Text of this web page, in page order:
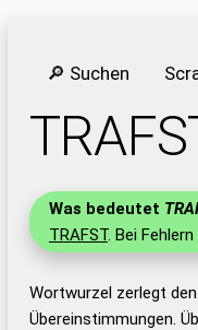
🔎 Suchen
Was bedeutet
TRAFST. Bei
Wortwurzel zerlegt
Übereinstimmungen.